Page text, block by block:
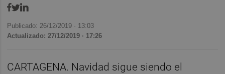
Publicado: 26/12/2019 · 13:03
Actualizado: 27/12/2019 · 17:26
CARTAGENA. Navidad sigue siendo el